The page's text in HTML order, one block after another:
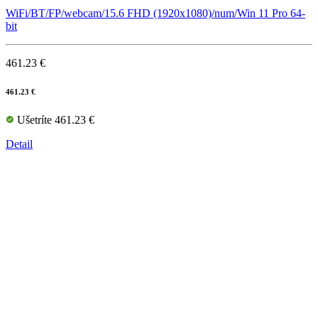
WiFi/BT/FP/webcam/15.6 FHD (1920x1080)/num/Win 11 Pro 64-
bit
461.23 €
461.23 €
Ušetríte 461.23 €
Detail